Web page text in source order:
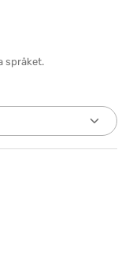
språket.